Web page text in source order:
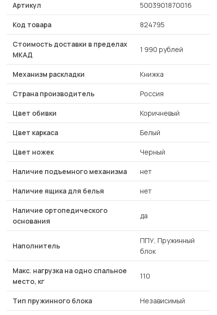
Артикул 5003901870016
Код товара 824795
Стоимость доставки в пределах
МКАД
1 990 рублей
Механизм раскладки Книжка
Страна производитель Россия
Цвет обивки Коричневый
Цвет каркаса Белый
Цвет ножек Черный
Наличие подъемного механизма нет
Наличие ящика для белья нет
Наличие ортопедического
основания
да
Наполнитель
ППУ, Пружинный
блок
Макс. нагрузка на одно спальное
место, кг
110
Тип пружинного блока Независимый